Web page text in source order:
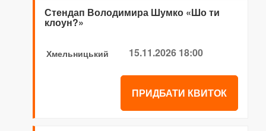
Стендап Володимира Шумко «Шо ти
клоун?»
Хмельницький 15.11.2026 18:00
ПРИДБАТИ КВИТОК